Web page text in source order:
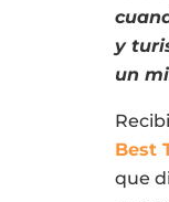
y
un
Best
que